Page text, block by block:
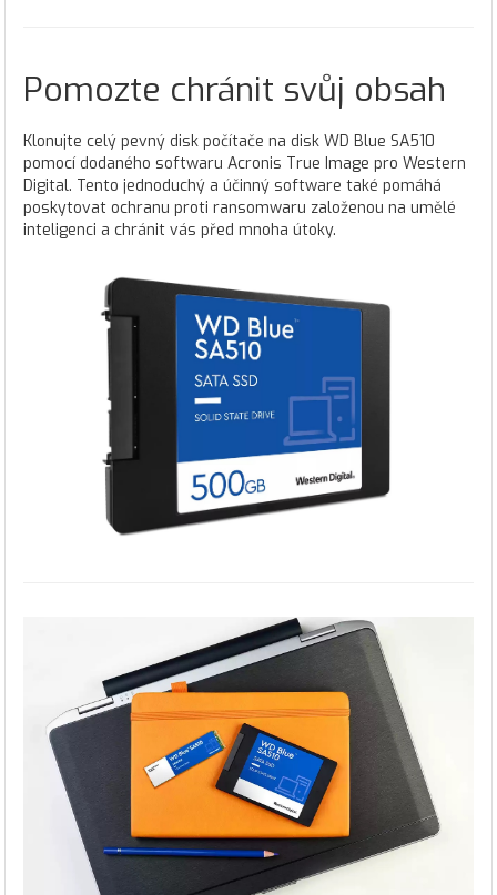
Pomozte chránit svůj obsah
Klonujte celý pevný disk počítače na disk WD Blue SA510
pomocí dodaného softwaru Acronis True Image pro Western
Digital. Tento jednoduchý a účinný software také pomáhá
poskytovat ochranu proti ransomwaru založenou na umělé
inteligenci a chránit vás před mnoha útoky.